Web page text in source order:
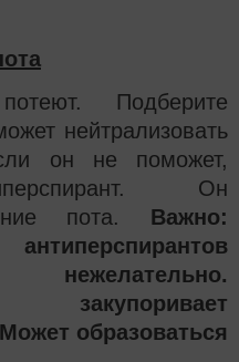
Подберите
нейтрализовать
он не поможет,
Он
пота. Важно:
закупоривает
образоваться